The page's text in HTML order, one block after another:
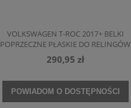
VOLKSWAGEN T-ROC 2017+ BELKI
POPRZECZNE PŁASKIE DO RELINGÓW
290,95 zł
POWIADOM O DOSTĘPNOŚCI